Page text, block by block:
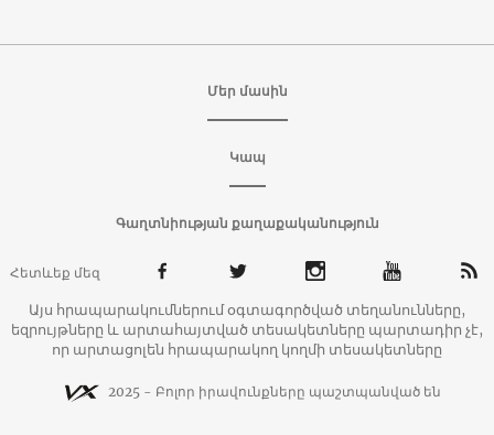
Մեր մասին
Կապ
Գաղտնիության քաղաքականություն
Հետևեք մեզ
Այս հրապարակումներում օգտագործված տեղանունները,
եզրույթները և արտահայտված տեսակետները պարտադիր չէ,
որ արտացոլեն հրապարակող կողմի տեսակետները
2025 - Բոլոր իրավունքները պաշտպանված են